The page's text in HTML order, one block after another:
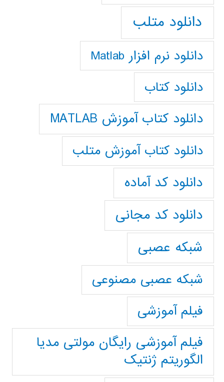
دانلود متلب
دانلود نرم افزار Matlab
دانلود کتاب
دانلود کتاب آموزش MATLAB
دانلود کتاب آموزش متلب
دانلود کد آماده
دانلود کد مجانی
شبکه عصبی
شبکه عصبی مصنوعی
فیلم آموزشی
فیلم آموزشی رایگان مولتی مدیا
الگوریتم ژنتیک